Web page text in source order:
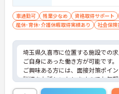
車通勤可 残業少なめ 資格取得サポート
産休･育休･介護休暇取得実績あり
社会保険
埼玉県久喜市に位置する施設での求
ご自身にあった働き方が可能です。
ご興味ある方には、面接対策ポイ
詳細をお話しいたしますのでお気
い。